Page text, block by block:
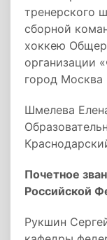
тренерского
сборной
хоккею
организации
город Москва
Шмелева
Почетное
Российской
Рукшин